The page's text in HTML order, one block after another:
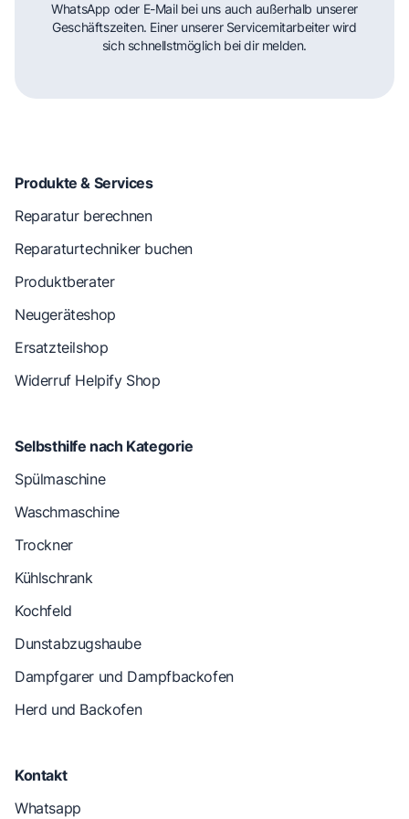
WhatsApp oder E-Mail bei uns auch außerhalb unserer
Geschäftszeiten. Einer unserer Servicemitarbeiter wird
sich schnellstmöglich bei dir melden.
Produkte & Services
Reparatur berechnen
Reparaturtechniker buchen
Produktberater
Neugeräteshop
Ersatzteilshop
Widerruf Helpify Shop
Selbsthilfe nach Kategorie
Spülmaschine
Waschmaschine
Trockner
Kühlschrank
Kochfeld
Dunstabzugshaube
Dampfgarer und Dampfbackofen
Herd und Backofen
Kontakt
Whatsapp